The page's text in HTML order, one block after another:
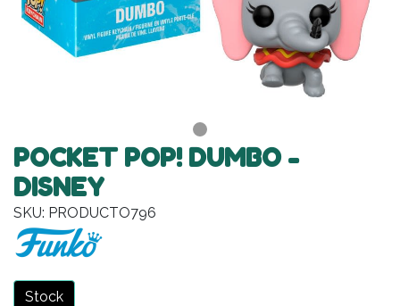
POCKET POP! DUMBO -
DISNEY
SKU: PRODUCTO796
Stock